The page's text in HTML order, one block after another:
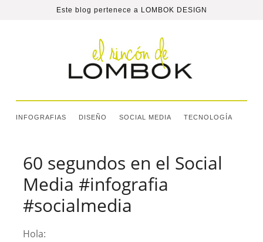
Este blog pertenece a LOMBOK DESIGN
INFOGRAFIAS DISEÑO SOCIAL MEDIA TECNOLOGÍA
60 segundos en el Social
Media #infografia
#socialmedia
Hola: